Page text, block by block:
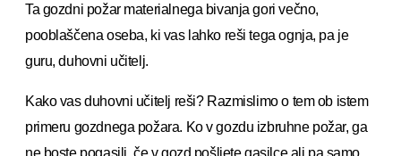
Ta gozdni požar materialnega bivanja gori večno,
pooblaščena oseba, ki vas lahko reši tega ognja, pa je
guru, duhovni učitelj.
Kako vas duhovni učitelj reši? Razmislimo o tem ob istem
primeru gozdnega požara. Ko v gozdu izbruhne požar, ga
ne boste pogasili, če v gozd pošljete gasilce ali pa samo